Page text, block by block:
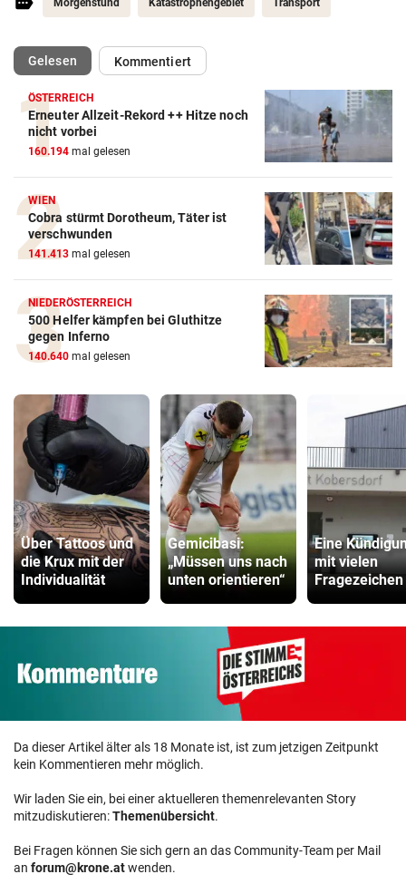
Morgenstund Katastrophengebiet Transport
Gelesen(ausgewählt)Kommentiert
ÖSTERREICH
Erneuter Allzeit-Rekord ++ Hitze noch
nicht vorbei
160.194 mal gelesen
WIEN
Cobra stürmt Dorotheum, Täter ist
verschwunden
141.413 mal gelesen
NIEDERÖSTERREICH
500 Helfer kämpfen bei Gluthitze
gegen Inferno
140.640 mal gelesen
Über Tattoos und
die Krux mit der
Individualität
Gemicibasi:
„Müssen uns nach
unten orientieren“
Eine
mit vielen
Fragezeichen
Da dieser Artikel älter als 18 Monate ist, ist zum jetzigen Zeitpunkt
kein Kommentieren mehr möglich.
Wir laden Sie ein, bei einer aktuelleren themenrelevanten Story
mitzudiskutieren:Themenübersicht.
Bei Fragen können Sie sich gern an das Community-Team per Mail
an forum@krone.atwenden.